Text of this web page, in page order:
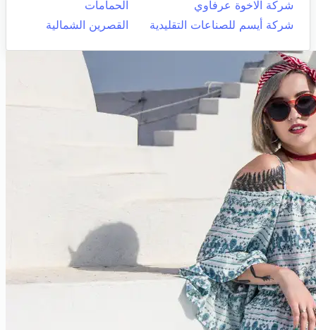
شركة الاخوة عرفاوي
الحمامات
شركة أيسم للصناعات التقليدية
القصرين الشمالية